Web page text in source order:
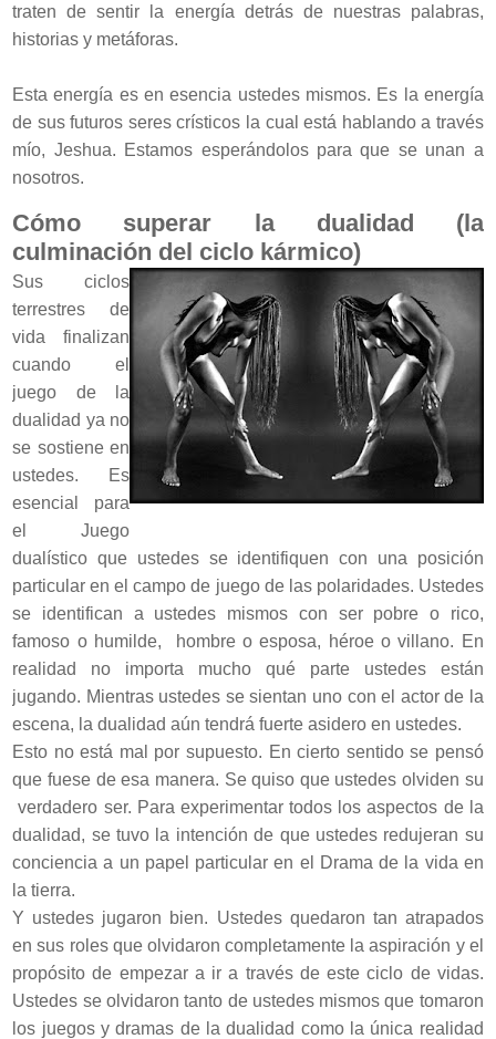
traten de sentir la energía detrás de nuestras palabras,
historias y metáforas.
Esta energía es en esencia ustedes mismos. Es la energía
de sus futuros seres crísticos la cual está hablando a través
mío, Jeshua. Estamos esperándolos para que se unan a
nosotros.
Cómo superar la dualidad (la
culminación del ciclo kármico)
Sus ciclos
terrestres de
vida finalizan
cuando el
juego de la
dualidad ya no
se sostiene en
ustedes. Es
esencial para
el Juego
dualístico que ustedes se identifiquen con una posición
particular en el campo de juego de las polaridades. Ustedes
se identifican a ustedes mismos con ser pobre o rico,
famoso o humilde, hombre o esposa, héroe o villano. En
realidad no importa mucho qué parte ustedes están
jugando. Mientras ustedes se sientan uno con el actor de la
escena, la dualidad aún tendrá fuerte asidero en ustedes.
Esto no está mal por supuesto. En cierto sentido se pensó
que fuese de esa manera. Se quiso que ustedes olviden su
verdadero ser. Para experimentar todos los aspectos de la
dualidad, se tuvo la intención de que ustedes redujeran su
conciencia a un papel particular en el Drama de la vida en
la tierra.
Y ustedes jugaron bien. Ustedes quedaron tan atrapados
en sus roles que olvidaron completamente la aspiración y el
propósito de empezar a ir a través de este ciclo de vidas.
Ustedes se olvidaron tanto de ustedes mismos que tomaron
los juegos y dramas de la dualidad como la única realidad